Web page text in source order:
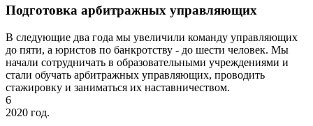
Подготовка арбитражных управляющих
В следующие два года мы увеличили команду управляющих
до пяти, а юристов по банкротству - до шести человек. Мы
начали сотрудничать в образовательными учреждениями и
стали обучать арбитражных управляющих, проводить
стажировку и заниматься их наставничеством.
6
2020 год.